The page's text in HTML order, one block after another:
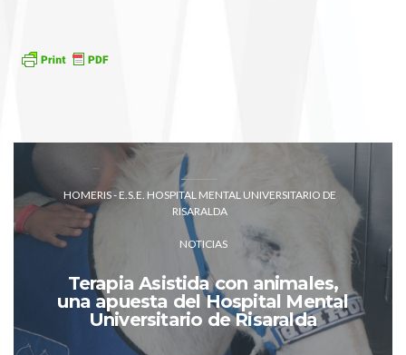
HOMERIS - E.S.E. HOSPITAL MENTAL UNIVERSITARIO DE
RISARALDA
NOTICIAS
Terapia Asistida con animales,
una apuesta del Hospital Mental
Universitario de Risaralda